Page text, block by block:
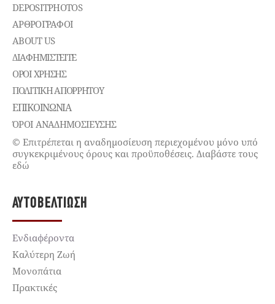
DEPOSITPHOTOS
ΑΡΘΡΟΓΡΑΦΟΙ
ABOUT US
ΔΙΑΦΗΜΙΣΤΕΊΤΕ
ΌΡΟΙ ΧΡΉΣΗΣ
ΠΟΛΙΤΙΚΉ ΑΠΟΡΡΉΤΟΥ
ΕΠΙΚΟΙΝΩΝΊΑ
ΌΡΟΙ ΑΝΑΔΗΜΟΣΙΕΥΣΗΣ
© Επιτρέπεται η αναδημοσίευση περιεχομένου μόνο υπό
συγκεκριμένους όρους και προϋποθέσεις. Διαβάστε τους
εδώ
ΑΥΤΟΒΕΛΤΊΩΣΗ
Ενδιαφέροντα
Καλύτερη Ζωή
Μονοπάτια
Πρακτικές